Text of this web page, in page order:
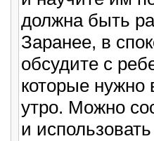
должна быть
Заранее, в
обсудите с
которые нужно
утро. Можно
и